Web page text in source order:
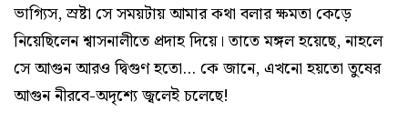
ভাগ্যিস, স্রষ্টা সে সময়টায় আমার কথা বলার ক্ষমতা কেড়ে
নিয়েছিলেন শ্বাসনালীতে প্রদাহ দিয়ে। তাতে মঙ্গল হয়েছে, নাহলে
সে আগুন আরও দ্বিগুণ হতো... কে জানে, এখনো হয়তো তুষের
আগুন নীরবে-অদৃশ্যে জ্বলেই চলেছে!